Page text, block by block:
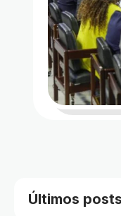
Últimos posts